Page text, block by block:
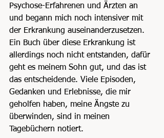
Psychose-Erfahrenen und Ärzten an
und begann mich noch intensiver mit
der Erkrankung auseinanderzusetzen.
Ein Buch über diese Erkrankung ist
allerdings noch nicht entstanden, dafür
geht es meinem Sohn gut, und das ist
das entscheidende. Viele Episoden,
Gedanken und Erlebnisse, die mir
geholfen haben, meine Ängste zu
überwinden, sind in meinen
Tagebüchern notiert.